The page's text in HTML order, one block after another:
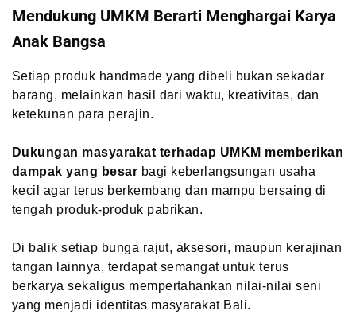
Mendukung UMKM Berarti Menghargai Karya
Anak Bangsa
Setiap produk handmade yang dibeli bukan sekadar
barang, melainkan hasil dari waktu, kreativitas, dan
ketekunan para perajin.
Dukungan masyarakat terhadap UMKM memberikan
dampak yang besar bagi keberlangsungan usaha
kecil agar terus berkembang dan mampu bersaing di
tengah produk-produk pabrikan.
Di balik setiap bunga rajut, aksesori, maupun kerajinan
tangan lainnya, terdapat semangat untuk terus
berkarya sekaligus mempertahankan nilai-nilai seni
yang menjadi identitas masyarakat Bali.